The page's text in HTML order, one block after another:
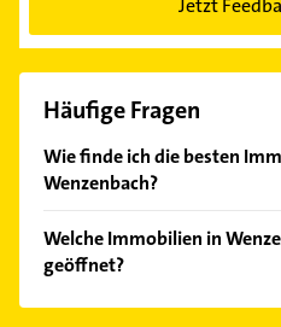
Jetzt
Häufige Fragen
Wie finde ich die besten
Wenzenbach?
Kundenmeinungen und
Empfehlungen. Die
einfach nachBewertungen
Welche Immobilien in
geöffnet?
Im Anbieter-Bereich finden